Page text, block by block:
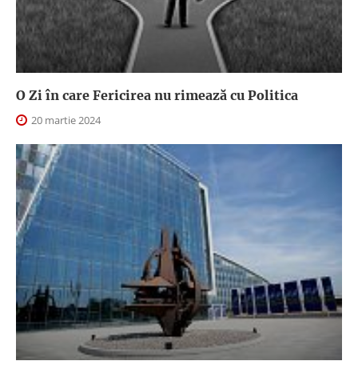
O Zi în care Fericirea nu rimează cu Politica
20 martie 2024